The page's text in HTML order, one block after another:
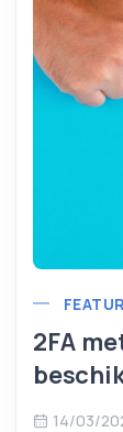
2FA
14/03/